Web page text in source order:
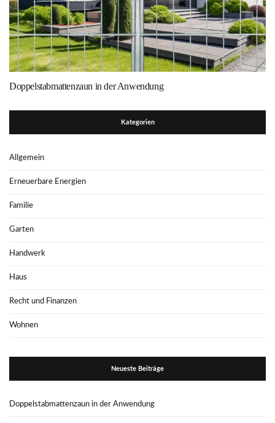
Doppelstabmattenzaun in der Anwendung
Kategorien
Allgemein
Erneuerbare Energien
Familie
Garten
Handwerk
Haus
Recht und Finanzen
Wohnen
Neueste Beiträge
Doppelstabmattenzaun in der Anwendung